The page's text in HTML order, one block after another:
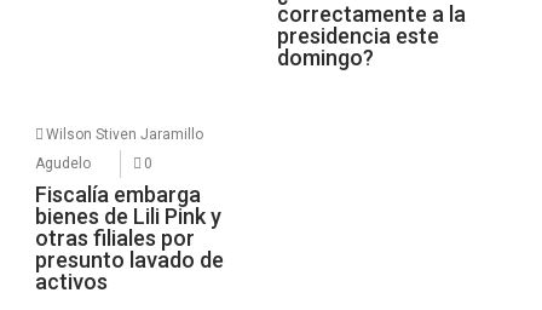
correctamente a la
presidencia este
domingo?
Wilson Stiven Jaramillo
Agudelo
0
Fiscalía embarga
bienes de Lili Pink y
otras filiales por
presunto lavado de
activos